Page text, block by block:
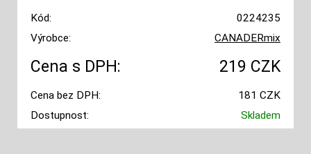
Kód:
0224235
Výrobce:
CANADERmix
Cena s DPH: 219 CZK
Cena bez DPH:
181 CZK
Dostupnost:
Skladem